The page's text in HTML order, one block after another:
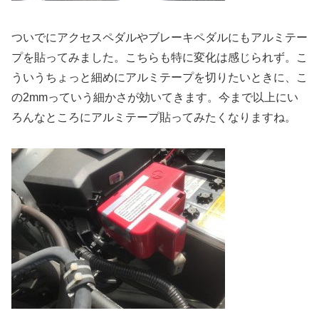
ついでにアクセスペダルやブレーキペダルにもアルミテー
プを貼ってみました。こちらも特に変化は感じられず。こ
ういうちょっと細めにアルミテープを切りたいときに、こ
の2mmっていう細かさが効いてきます。今まで以上にい
ろんなところにアルミテープ貼ってみたくなりますね。